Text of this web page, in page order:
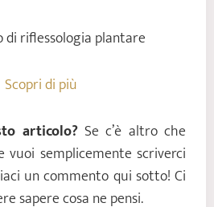
articolo? Se c’è altro che
vuoi semplicemente scriverci
un commento qui sotto! Ci
sapere cosa ne pensi.